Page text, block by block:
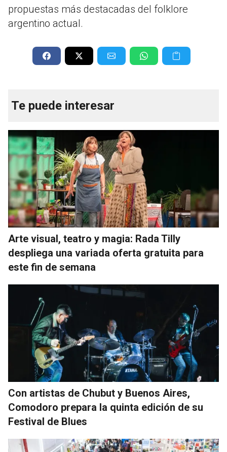
propuestas más destacadas del folklore
argentino actual.
Te puede interesar
Arte visual, teatro y magia: Rada Tilly
despliega una variada oferta gratuita para
este fin de semana
Con artistas de Chubut y Buenos Aires,
Comodoro prepara la quinta edición de su
Festival de Blues